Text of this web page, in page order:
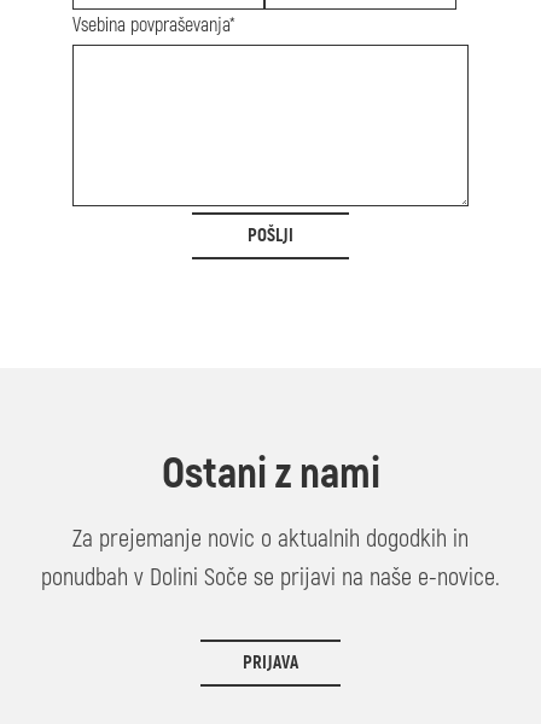
Vsebina povpraševanja*
POŠLJI
Ostani z nami
Za prejemanje novic o aktualnih dogodkih in
ponudbah v Dolini Soče se prijavi na naše e-novice.
PRIJAVA